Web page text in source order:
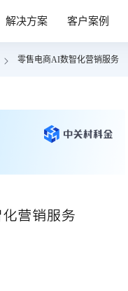
解决方案 客户案例
零售电商AI数智化营销服务